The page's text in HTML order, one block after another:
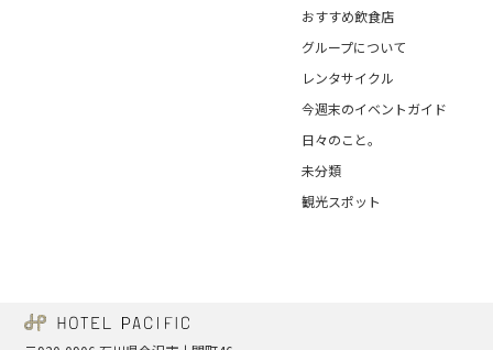
おすすめ飲食店
グループについて
レンタサイクル
今週末のイベントガイド
日々のこと。
未分類
観光スポット